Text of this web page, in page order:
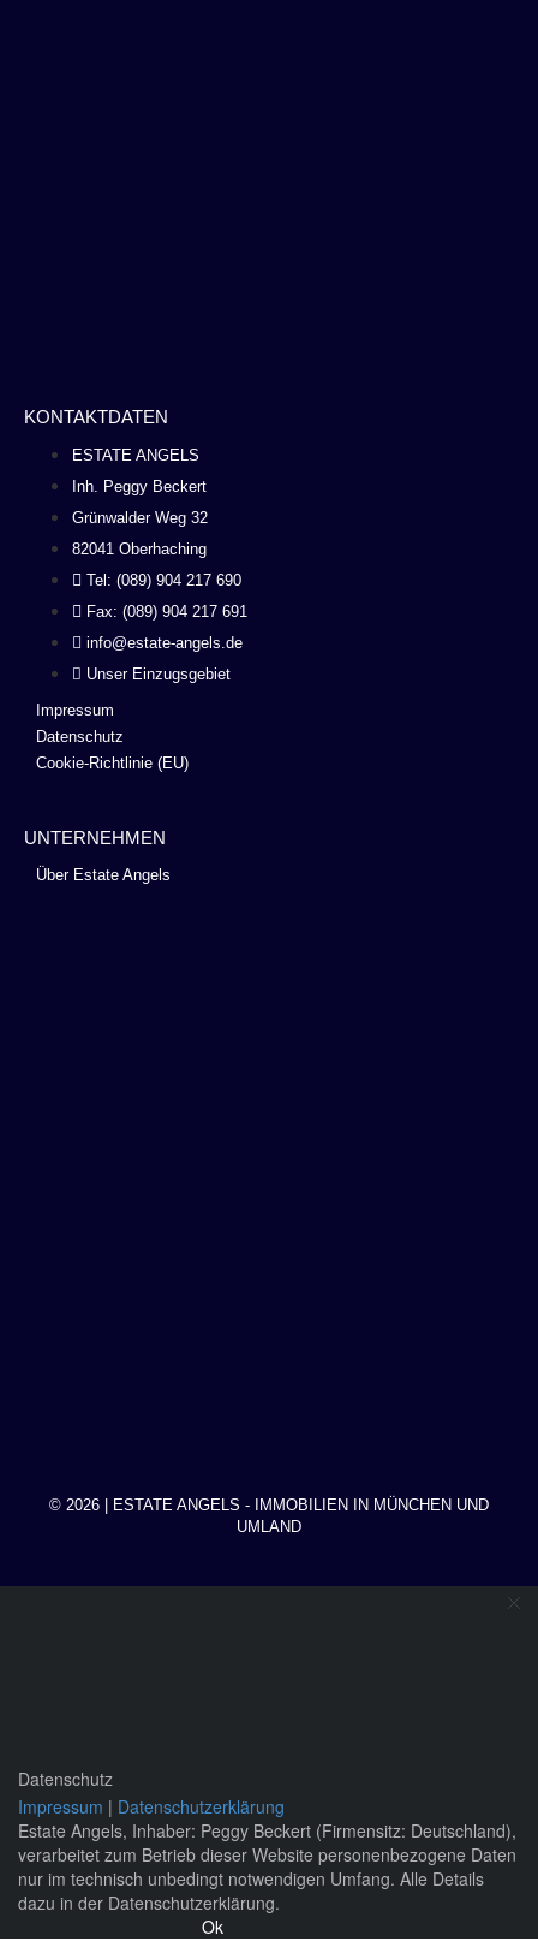
KONTAKTDATEN
ESTATE ANGELS
Inh. Peggy Beckert
Grünwalder Weg 32
82041 Oberhaching
Tel: (089) 904 217 690
Fax: (089) 904 217 691
info@estate-angels.de
Unser Einzugsgebiet
Impressum
Datenschutz
Cookie-Richtlinie (EU)
UNTERNEHMEN
Über Estate Angels
© 2026 | ESTATE ANGELS - IMMOBILIEN IN MÜNCHEN UND
UMLAND
Datenschutz
Impressum | Datenschutzerklärung
Estate Angels, Inhaber: Peggy Beckert (Firmensitz: Deutschland),
verarbeitet zum Betrieb dieser Website personenbezogene Daten
nur im technisch unbedingt notwendigen Umfang. Alle Details
dazu in der Datenschutzerklärung.
Ok